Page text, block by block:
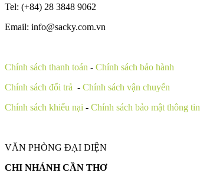
Tel: (+84) 28 3848 9062
Email: info@sacky.com.vn
Chính sách thanh toán - Chính sách bảo hành
Chính sách đổi trả - Chính sách vận chuyển
Chính sách khiếu nại - Chính sách bảo mật thông tin
VĂN PHÒNG ĐẠI DIỆN
CHI NHÁNH CẦN THƠ